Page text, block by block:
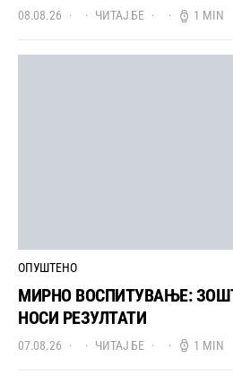
08.08.26 ЧИТАЈ БЕ 1 MIN
ОПУШТЕНО
МИРНО ВОСПИТУВАЊЕ:
НОСИ РЕЗУЛТАТИ
07.08.26 ЧИТАЈ БЕ 1 MIN